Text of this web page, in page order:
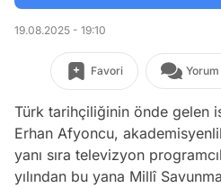
19.08.2025 - 19:10
Favori Yorum
Türk tarihçiliğinin önde gelen
Erhan Afyoncu,
yanı sıra televizyon
yılından bu yana Millî